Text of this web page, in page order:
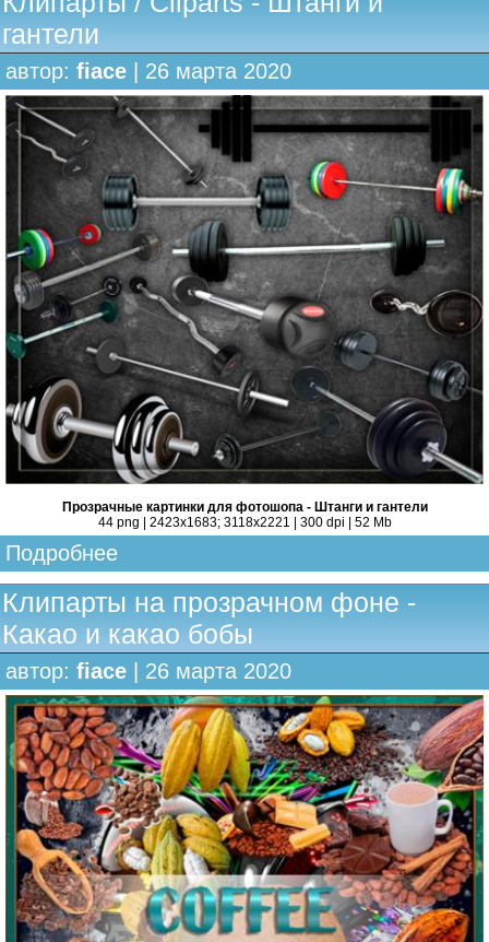
гантели
автор: fiace | 26 марта 2020
Прозрачные картинки для фотошопа - Штанги и гантели
44 png | 2423x1683; 3118х2221 | 300 dpi | 52 Mb
Подробнее
Клипарты на прозрачном фоне -
Какао и какао бобы
автор: fiace | 26 марта 2020